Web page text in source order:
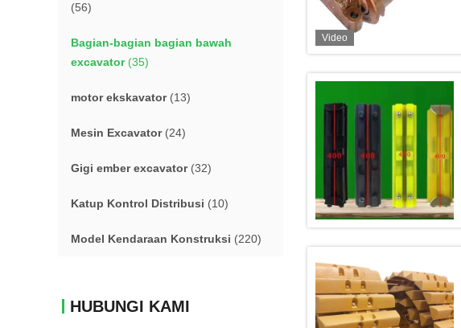
(56)
Bagian-bagian bagian bawah
excavator(35)
motor ekskavator(13)
Mesin Excavator(24)
Gigi ember excavator(32)
Katup Kontrol Distribusi (10)
Model Kendaraan Konstruksi (220)
HUBUNGI KAMI
Video